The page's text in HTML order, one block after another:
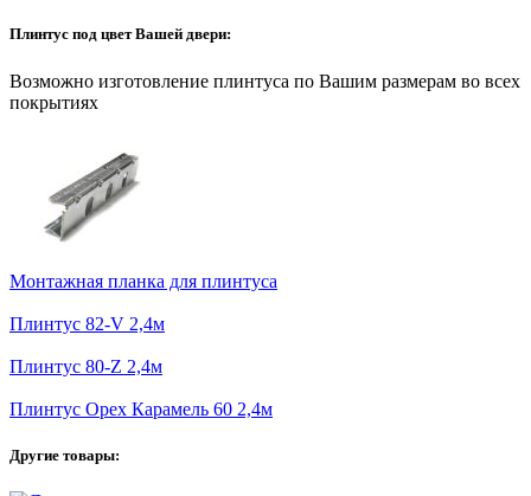
Плинтус под цвет Вашей двери:
Возможно изготовление плинтуса по Вашим размерам во всех
покрытиях
Монтажная планка для плинтуса
Плинтус 82-V 2,4м
Плинтус 80-Z 2,4м
Плинтус Орех Карамель 60 2,4м
Другие товары: